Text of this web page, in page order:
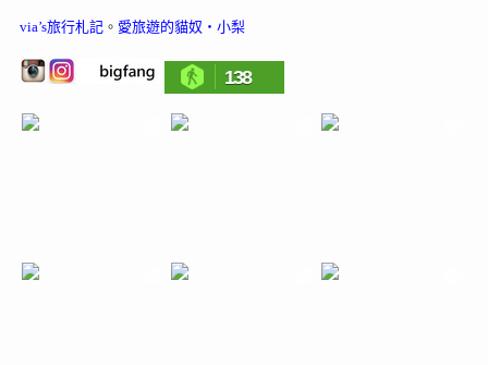
via’s旅行札記。 愛旅遊的貓奴‧小梨
138